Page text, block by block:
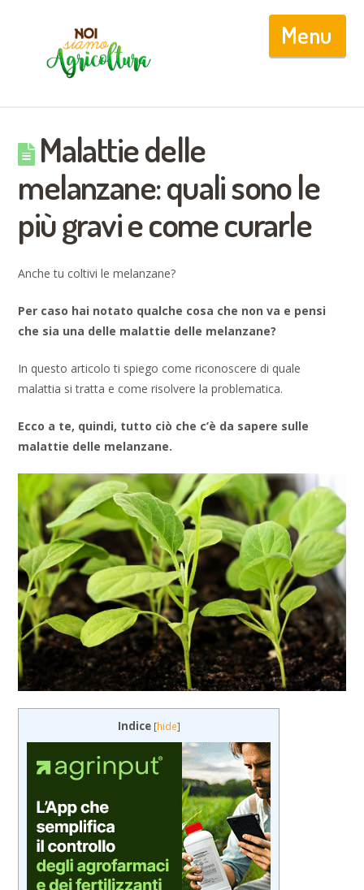
Malattie delle
melanzane: quali sono le
più gravi e come curarle
Anche tu coltivi le melanzane?
Per caso hai notato qualche cosa che non va e pensi
che sia una delle malattie delle melanzane?
In questo articolo ti spiego come riconoscere di quale
malattia si tratta e come risolvere la problematica.
Ecco a te, quindi, tutto ciò che c’è da sapere sulle
malattie delle melanzane.
Indice [hide]